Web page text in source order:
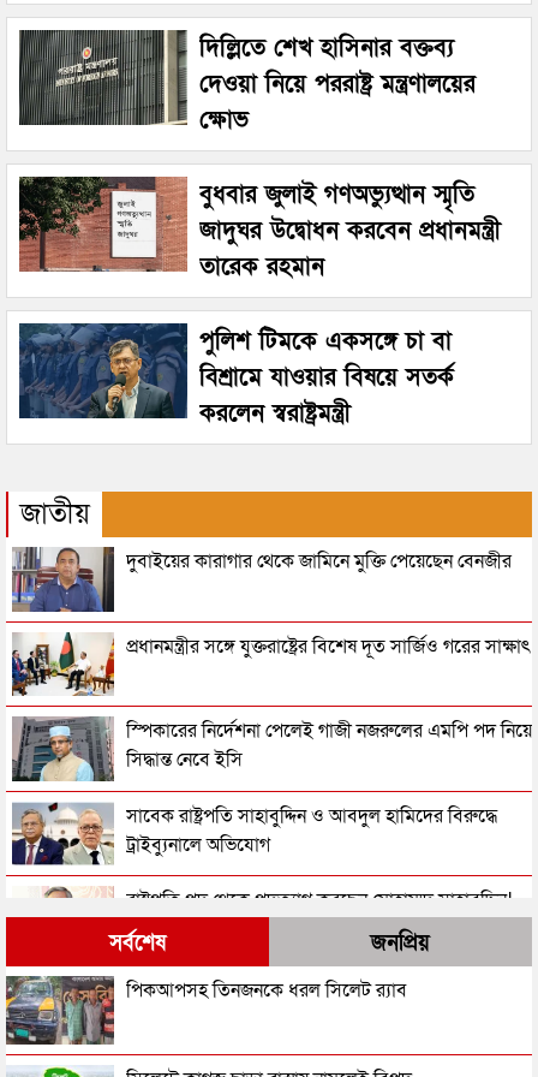
দিল্লিতে শেখ হাসিনার বক্তব্য
দেওয়া নিয়ে পররাষ্ট্র মন্ত্রণালয়ের
ক্ষোভ
বুধবার জুলাই গণঅভ্যুত্থান স্মৃতি
জাদুঘর উদ্বোধন করবেন প্রধানমন্ত্রী
তারেক রহমান
পুলিশ টিমকে একসঙ্গে চা বা
বিশ্রামে যাওয়ার বিষয়ে সতর্ক
করলেন স্বরাষ্ট্রমন্ত্রী
জাতীয়
দুবাইয়ের কারাগার থেকে জামিনে মুক্তি পেয়েছেন বেনজীর
প্রধানমন্ত্রীর সঙ্গে যুক্তরাষ্ট্রের বিশেষ দূত সার্জিও গরের সাক্ষাৎ
স্পিকারের নির্দেশনা পেলেই গাজী নজরুলের এমপি পদ নিয়ে
সিদ্ধান্ত নেবে ইসি
সাবেক রাষ্ট্রপতি সাহাবুদ্দিন ও আবদুল হামিদের বিরুদ্ধে
ট্রাইব্যুনালে অভিযোগ
রাষ্ট্রপতি পদ থেকে পদত্যাগ করছেন মোহাম্মদ সাহাবুদ্দিন!
তরুণীর সাথে ভিডিও: গাজী নজরুলকে এমপি পদ ছাড়তে
একনেকে ১৪ হাজার ৪১ কোটি টাকার ৮ প্রকল্প অনুমোদন
সর্বশেষ জনপ্রিয়
পিকআপসহ তিনজনকে ধরল সিলেট র‌্যাব